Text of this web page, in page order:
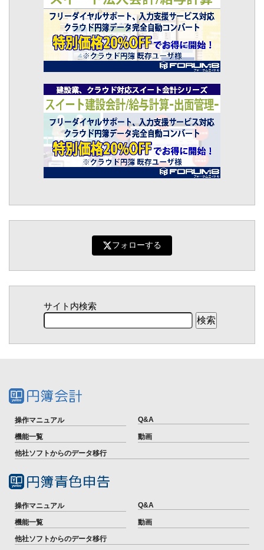
フォローする
サイト内検索
操作マニュアル Q&A
機能一覧
動画
他社ソフトからのデータ移行
操作マニュアル Q&A
機能一覧
動画
他社ソフトからのデータ移行